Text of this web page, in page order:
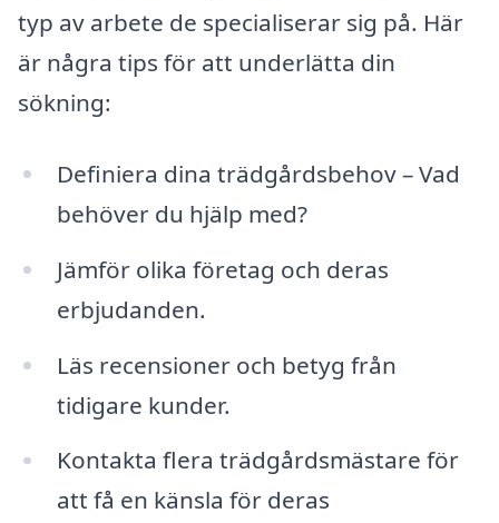
typ av arbete de specialiserar sig på. Här
är några tips för att underlätta din
sökning:
Definiera dina trädgårdsbehov – Vad
behöver du hjälp med?
Jämför olika företag och deras
erbjudanden.
Läs recensioner och betyg från
tidigare kunder.
Kontakta flera trädgårdsmästare för
att få en känsla för deras